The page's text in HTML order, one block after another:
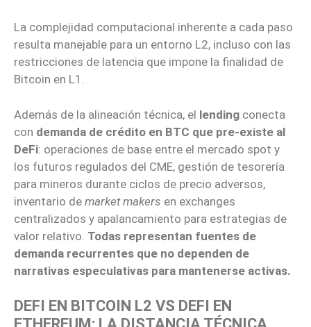
La complejidad computacional inherente a cada paso
resulta manejable para un entorno L2, incluso con las
restricciones de latencia que impone la finalidad de
Bitcoin en L1.
Además de la alineación técnica, el lending conecta
con demanda de crédito en BTC que pre-existe al
DeFi: operaciones de base entre el mercado spot y
los futuros regulados del CME, gestión de tesorería
para mineros durante ciclos de precio adversos,
inventario de market makers en exchanges
centralizados y apalancamiento para estrategias de
valor relativo. Todas representan fuentes de
demanda recurrentes que no dependen de
narrativas especulativas para mantenerse activas.
DEFI EN BITCOIN L2 VS DEFI EN